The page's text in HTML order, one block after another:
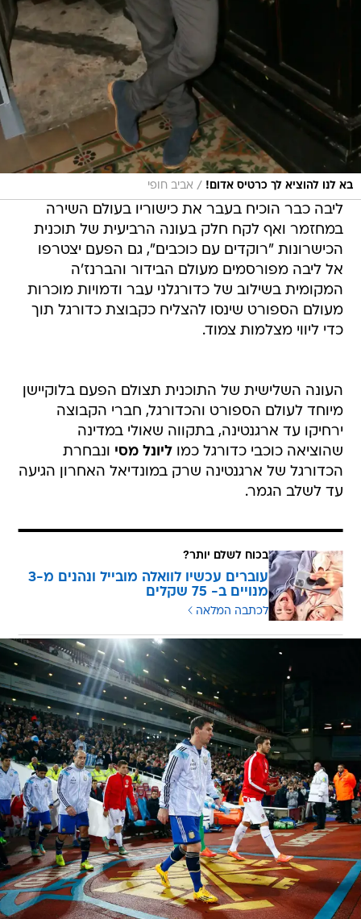
בא לנו להוציא לך כרטיס אדום! / אביב חופי
ליבה כבר הוכיח בעבר את כישוריו בעולם השירה
במחזמר ואף לקח חלק בעונה הרביעית של תוכנית
הכישרונות "רוקדים עם כוכבים", גם הפעם יצטרפו
אל ליבה מפורסמים מעולם הבידור והברנז'ה
המקומית בשילוב של כדורגלני עבר ודמויות מוכרות
מעולם הספורט שינסו להצליח כקבוצת כדורגל תוך
כדי ליווי מצלמות צמוד.
העונה השלישית של התוכנית תצולם הפעם בלוקיישן
מיוחד לעולם הספורט והכדורגל, חברי הקבוצה
ירחיקו עד ארגנטינה, בתקווה שאולי במדינה
שהוציאה כוכבי כדורגל כמוליונל מסי ונבחרת
הכדורגל של ארגנטינה שרק במונדיאל האחרון הגיעה
עד לשלב הגמר.
בכוח לשלם יותר?
עוברים עכשיו לוואלה מובייל ונהנים מ-3
מנויים ב- 75 שקלים
לכתבה המלאה